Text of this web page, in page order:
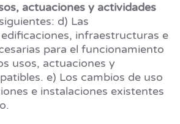
actuaciones y actividades
d) Las
infraestructuras e
para el funcionamiento
usos, actuaciones y
e) Los cambios de uso
e instalaciones existentes